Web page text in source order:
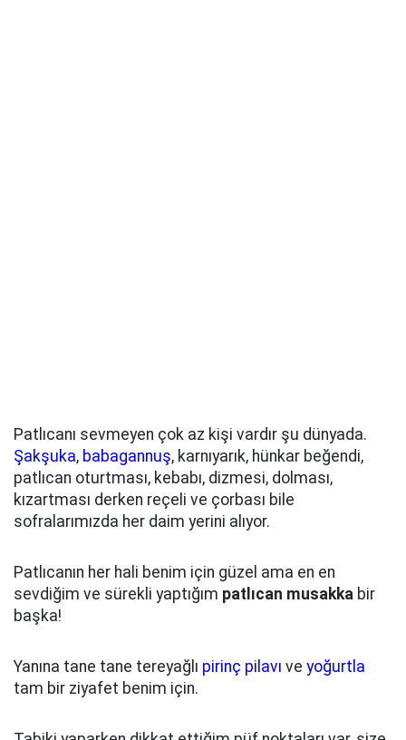
Patlıcanı sevmeyen çok az kişi vardır şu dünyada.
Şakşuka, babagannuş, karnıyarık, hünkar beğendi,
patlıcan oturtması, kebabı, dizmesi, dolması,
kızartması derken reçeli ve çorbası bile
sofralarımızda her daim yerini alıyor.
Patlıcanın her hali benim için güzel ama en en
sevdiğim ve sürekli yaptığım patlıcan musakka bir
başka!
Yanına tane tane tereyağlı pirinç pilavı ve yoğurtla
tam bir ziyafet benim için.